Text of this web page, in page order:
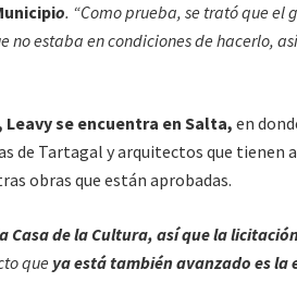
o. “Como prueba, se trató que el
no estaba en condiciones de hacerlo,
se encuentra en Salta,en
de Tartagal y arquitectos que tienen
obras que están aprobadas.
Casa de la Cultura, así que la
que ya está también avanzado es